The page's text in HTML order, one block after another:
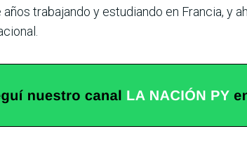
trabajando y estudiando en Francia, y